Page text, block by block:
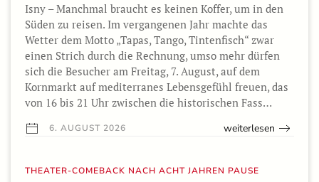
Isny – Manchmal braucht es keinen Koffer, um in den
Süden zu reisen. Im vergangenen Jahr machte das
Wetter dem Motto „Tapas, Tango, Tintenfisch“ zwar
einen Strich durch die Rechnung, umso mehr dürfen
sich die Besucher am Freitag, 7. August, auf dem
Kornmarkt auf mediterranes Lebensgefühl freuen, das
von 16 bis 21 Uhr zwischen die historischen Fass…
6. AUGUST 2026 weiterlesen
THEATER-COMEBACK NACH ACHT JAHREN PAUSE